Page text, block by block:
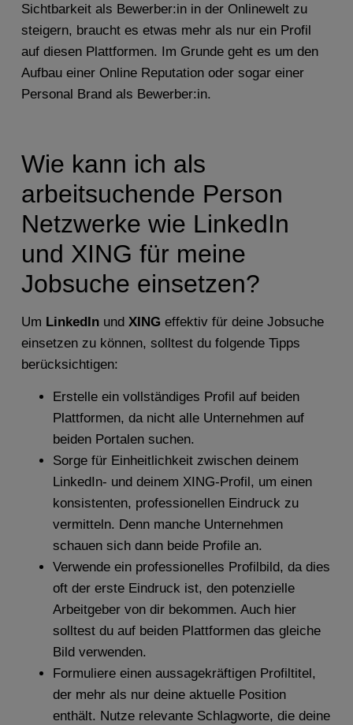
Sichtbarkeit als Bewerber:in in der Onlinewelt zu
steigern, braucht es etwas mehr als nur ein Profil
auf diesen Plattformen. Im Grunde geht es um den
Aufbau einer Online Reputation oder sogar einer
Personal Brand als Bewerber:in.
Wie kann ich als
arbeitsuchende Person
Netzwerke wie LinkedIn
und XING für meine
Jobsuche einsetzen?
Um LinkedInund XING effektiv für deine Jobsuche
einsetzen zu können, solltest du folgende Tipps
berücksichtigen:
Erstelle ein vollständiges Profil auf beiden
Plattformen, da nicht alle Unternehmen auf
beiden Portalen suchen.
Sorge für Einheitlichkeit zwischen deinem
LinkedIn- und deinem XING-Profil, um einen
konsistenten, professionellen Eindruck zu
vermitteln. Denn manche Unternehmen
schauen sich dann beide Profile an.
Verwende ein professionelles Profilbild, da dies
oft der erste Eindruck ist, den potenzielle
Arbeitgeber von dir bekommen. Auch hier
solltest du auf beiden Plattformen das gleiche
Bild verwenden.
Formuliere einen aussagekräftigen Profiltitel,
der mehr als nur deine aktuelle Position
enthält. Nutze relevante Schlagworte, die deine